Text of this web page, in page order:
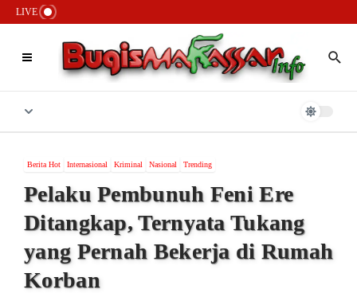
Lewati ke konten
LIVE
Verifikasi Pihak Mengatasnamakan Kerajaan Tallo
Bongkar 6 Jaringan Narkoba, Polrestabes Makassar Sita Aset Rp2,3
Miliar dan Puluhan Kilogram Sabu
Pemilik Usaha di Pallangga Bantah Isu Oli Oplosan dan Tegaskan
Legalitas Produk yang Dijual Resmi
Berita Hot Internasional Kriminal Nasional Trending
Pelaku Pembunuh Feni Ere
Ditangkap, Ternyata Tukang
yang Pernah Bekerja di Rumah
Korban